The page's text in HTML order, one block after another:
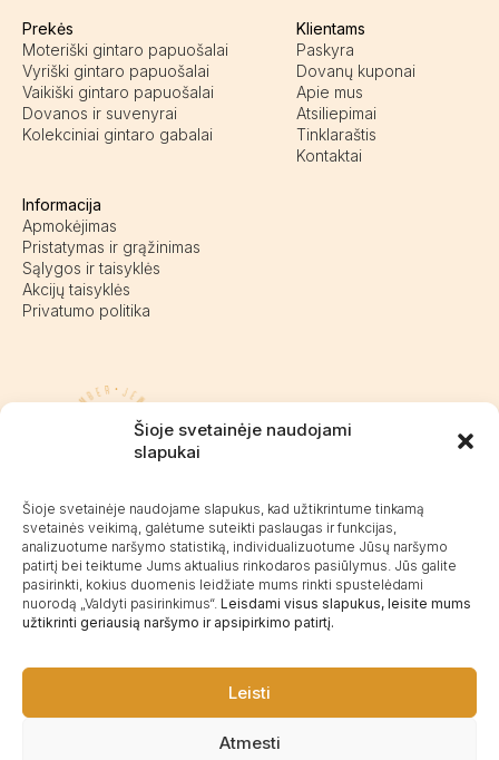
Šioje svetainėje naudojami
slapukai
Šioje svetainėje naudojame slapukus, kad užtikrintume tinkamą
svetainės veikimą, galėtume suteikti paslaugas ir funkcijas,
analizuotume naršymo statistiką, individualizuotume Jūsų naršymo
patirtį bei teiktume Jums aktualius rinkodaros pasiūlymus. Jūs galite
pasirinkti, kokius duomenis leidžiate mums rinkti spustelėdami
nuorodą „Valdyti pasirinkimus“. Leisdami visus slapukus, leisite mums
užtikrinti geriausią naršymo ir apsipirkimo patirtį.
Leisti
Atmesti
Prekės
Moteriški gintaro papuošalai
Vyriški gintaro papuošalai
Vaikiški gintaro papuošalai
Dovanos ir suvenyrai
Kolekciniai gintaro gabalai
Klientams
Paskyra
Dovanų kuponai
Apie mus
Atsiliepimai
Tinklaraštis
Kontaktai
Informacija
Apmokėjimas
Pristatymas ir grąžinimas
Sąlygos ir taisyklės
Akcijų taisyklės
Privatumo politika
+370 676 63691
info@kalvaite.lt
Kalvaitė
Atsiliepimai
©2025 Visos teisės saugomos.